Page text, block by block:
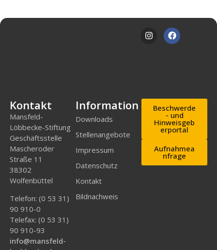
Kontakt
Mansfeld-
Löbbecke-Stiftung
Geschäftsstelle
Mascheroder
Straße 11
38302
Wolfenbüttel
Telefon: (0 53 31)
90 910-0
Telefax: (0 53 31)
90 910-93
info@mansfeld-
Information
Downloads
Stellenangebote
Impressum
Datenschutz
Kontakt
Bildnachweis
Beschwerde
- und
Hinweisgeb
erportal
Aufnahmea
nfrage